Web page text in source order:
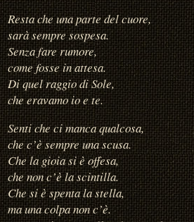
Resta che una parte del cuore,
sarà sempre sospesa.
Senza fare rumore,
come fosse in attesa.
Di quel raggio di Sole,
che eravamo io e te.
Senti che ci manca qualcosa,
che c’è sempre una scusa.
Che la gioia si è offesa,
che non c’è la scintilla.
Che si è spenta la stella,
ma una colpa non c’è.